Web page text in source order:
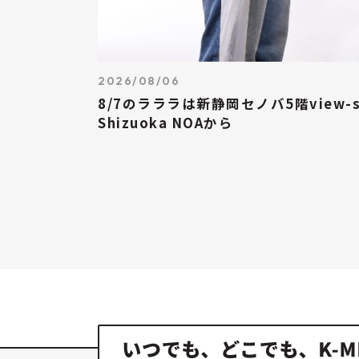
2026/08/06
8/7のラララは新静岡セノバ5階
Shizuoka NOAから